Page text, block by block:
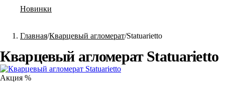
Новинки
Главная Кварцевый агломерат Statuarietto
Кварцевый агломерат Statuarietto
Акция %